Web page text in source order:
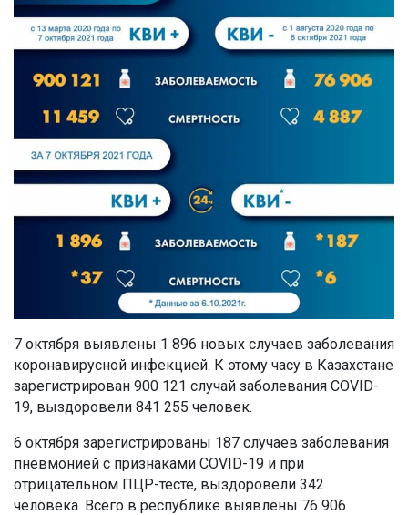
7 октября выявлены 1 896 новых случаев заболевания
коронавирусной инфекцией. К этому часу в Казахстане
зарегистрирован 900 121 случай заболевания COVID-
19, выздоровели 841 255 человек.
6 октября зарегистрированы 187 случаев заболевания
пневмонией с признаками COVID-19 и при
отрицательном ПЦР-тесте, выздоровели 342
человека. Всего в республике выявлены 76 906